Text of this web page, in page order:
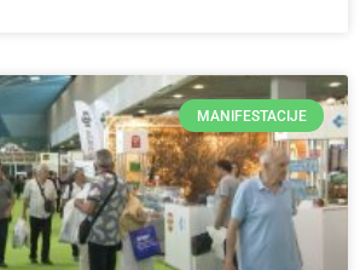
MANIFESTACIJE